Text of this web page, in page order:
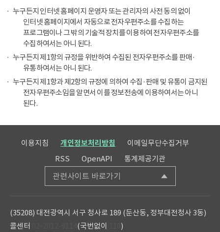
누구든지 인터넷 홈페이지 운영자 또는 관리자의 사전 동의 없이
인터넷 홈페이지에서 자동으로 전자우편주소를 수집하는
프로그램이나 그 밖의 기술적 장치를 이용하여 전자우편주소를
수집하여서는 아니 된다.
누구든지 제1항의 규정을 위반하여 수집된 전자우편주소를 판매·
유통하여서는 아니 된다.
누구든지 제1항과 제2항의 규정에 의하여 수집·판매 및 유통이 금지된
전자우편주소임을 알면서 이를 정보전송에 이용하여서는 아니
된다.
이용지침 개인정보처리방침
이메일무단수집거부
RSS
OpenAPI 통계제공기관
관련사이트 바로가기
(35208) 대전광역시 서구 청사로 189 (둔산동, 정부대전청사 3동)
콜센터
(국번없이 )